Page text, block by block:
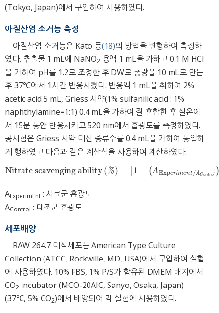
(Tokyo, Japan)에서 구입하여 사용하였다.
아질산염 소거능 측정
아질산염 소거능은 Kato 등(18)의 방법을 변형하여 측정하
였다. 추출물 1 mL에 NaNO2 용액 1 mL을 가하고 0.1 M HCl
을 가하여 pH를 1.2로 조정한 후 DW로 총량을 10 mL로 만든
후 37℃에서 1시간 반응시켰다. 반응액 1 mL을 취하여 2%
acetic acid 5 mL, Griess 시약(1% sulfanilic acid : 1%
naphthylamine=1:1) 0.4 mL을 가하여 잘 혼합한 후 실온에
서 15분 동안 반응시키고 520 nm에서 흡광도를 측정하였다.
공시험은 Griess 시약 대신 증류수를 0.4 mL을 가하여 동일하
게 행하였고 다음과 같은 계산식을 사용하여 계산하였다.
Nitratescavengingability( %) = 1 − (AExperiment /AControl )
Nitrate scave nging abil ity % =1 AExp eriment/ACon trol 100
AExperimEnt : 시료군 흡광도
AControl : 대조군 흡광도
세포배양
RAW 264.7 대식세포는 American Type Culture
Collection (ATCC, Rockwille, MD, USA)에서 구입하여 실험
에 사용하였다. 10% FBS, 1% P/S가 함유된 DMEM 배지에서
CO2 incubator (MCO-20AIC, Sanyo, Osaka, Japan)
(37℃, 5% CO2)에서 배양되어 각 실험에 사용하였다.